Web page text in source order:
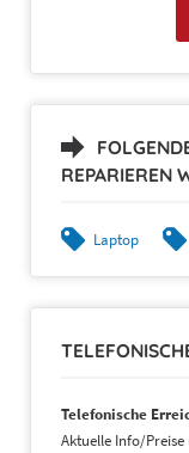
REPARIEREN
Laptop
Telefonische
Aktuelle Info/